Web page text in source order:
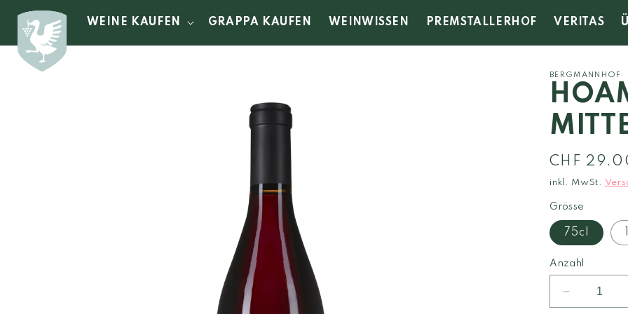
zum
Inhalt
WEINE KAUFEN GRAPPA KAUFEN WEINWISSEN PREMSTALLERHOF VERITAS
BERGMANNHOF
Normaler
Preis
CHF
inkl. MwSt.
Grösse
75cl
Anzahl
Verringere